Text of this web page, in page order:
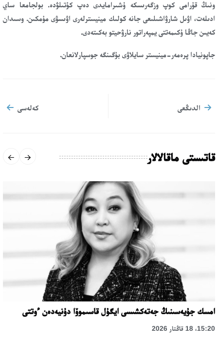
ونىڭ قۇرامى كوپ وزگەرىسكە ۇشىرامايدى دەپ كۇتىلۋدە. بولجامعا ساي
ادىلەت، اۋىل شارۋاشىلىعى جانە كولىك مينيسترلەرى اۋىسۋى مۇمكىن. وسىدان
كەيىن جاڭا ۇكىمەتتى يمپەراتور نارۋحيتو بەكىتەدى.
جاپونيادا پرەمەر-مينيستر سايلاۋى بۇگىنگە جوسپارلانعان.
الدىڭعى كەلەسى
قاتىستى ماقالالار
امسك جۇيەسىنىڭ جەتەكشىسى ايگۇل قاسىموۆا دۇنيەدەن ءوتتى
15:20، 18 قاڭتار 2026